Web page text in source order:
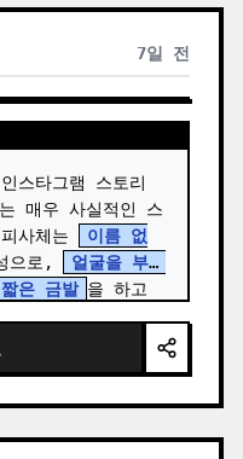
7일 전
스타그램 스토리
매우 사실적인 스
사체는
이름 없
으로,
얼굴을 부드
은 금발 을 하고
착용하고 카메라를